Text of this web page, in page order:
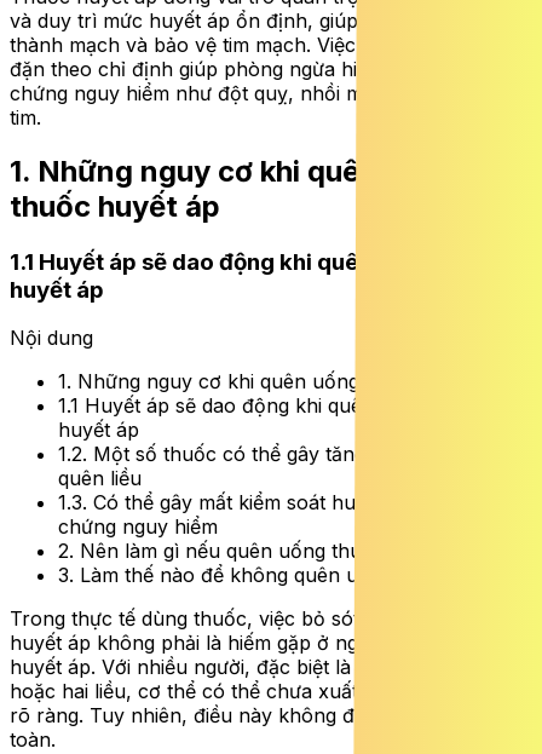
và duy trì mức huyết áp ổn định, giúp giảm áp lực lên
thành mạch và bảo vệ tim mạch. Việc dùng thuốc đều
đặn theo chỉ định giúp phòng ngừa hiệu quả các biến
chứng nguy hiểm như đột quỵ, nhồi máu cơ tim và suy
tim.
1. Những nguy cơ khi quên uống
thuốc huyết áp
1.1 Huyết áp sẽ dao động khi quên uống thuốc
huyết áp
Nội dung
1. Những nguy cơ khi quên uống thuốc huyết áp
1.1 Huyết áp sẽ dao động khi quên uống thuốc
huyết áp
1.2. Một số thuốc có thể gây tăng huyết áp khi
quên liều
1.3. Có thể gây mất kiểm soát huyết áp và biến
chứng nguy hiểm
2. Nên làm gì nếu quên uống thuốc huyết áp?
3. Làm thế nào để không quên uống thuốc?
Trong thực tế dùng thuốc, việc bỏ sót một liều thuốc
huyết áp không phải là hiếm gặp ở người bệnh tăng
huyết áp. Với nhiều người, đặc biệt là khi mới quên một
hoặc hai liều, cơ thể có thể chưa xuất hiện triệu chứng
rõ ràng. Tuy nhiên, điều này không đồng nghĩa là an
toàn.